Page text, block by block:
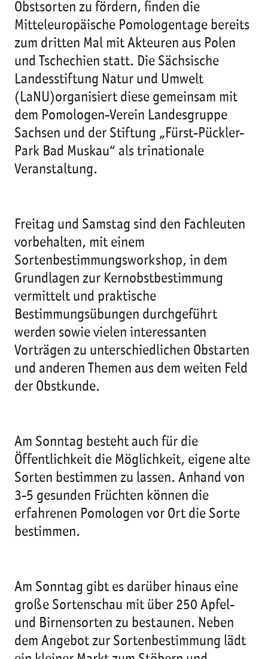
Obstsorten zu fördern, finden die
Mitteleuropäische Pomologentage bereits
zum dritten Mal mit Akteuren aus Polen
und Tschechien statt. Die Sächsische
Landesstiftung Natur und Umwelt
(LaNU)organisiert diese gemeinsam mit
dem Pomologen-Verein Landesgruppe
Sachsen und der Stiftung „Fürst-Pückler-
Park Bad Muskau“ als trinationale
Veranstaltung.
Freitag und Samstag sind den Fachleuten
vorbehalten, mit einem
Sortenbestimmungsworkshop, in dem
Grundlagen zur Kernobstbestimmung
vermittelt und praktische
Bestimmungsübungen durchgeführt
werden sowie vielen interessanten
Vorträgen zu unterschiedlichen Obstarten
und anderen Themen aus dem weiten Feld
der Obstkunde.
Am Sonntag besteht auch für die
Öffentlichkeit die Möglichkeit, eigene alte
Sorten bestimmen zu lassen. Anhand von
3-5 gesunden Früchten können die
erfahrenen Pomologen vor Ort die Sorte
bestimmen.
Am Sonntag gibt es darüber hinaus eine
große Sortenschau mit über 250 Apfel-
und Birnensorten zu bestaunen. Neben
dem Angebot zur Sortenbestimmung lädt